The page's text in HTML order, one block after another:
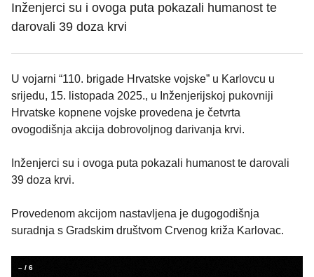
Inženjerci su i ovoga puta pokazali humanost te
darovali 39 doza krvi
U vojarni “110. brigade Hrvatske vojske” u Karlovcu u
srijedu, 15. listopada 2025., u Inženjerijskoj pukovniji
Hrvatske kopnene vojske provedena je četvrta
ovogodišnja akcija dobrovoljnog darivanja krvi.
Inženjerci su i ovoga puta pokazali humanost te darovali
39 doza krvi.
Provedenom akcijom nastavljena je dugogodišnja
suradnja s Gradskim društvom Crvenog križa Karlovac.
– / 6